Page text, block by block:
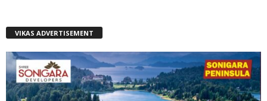
VIKAS ADVERTISEMENT